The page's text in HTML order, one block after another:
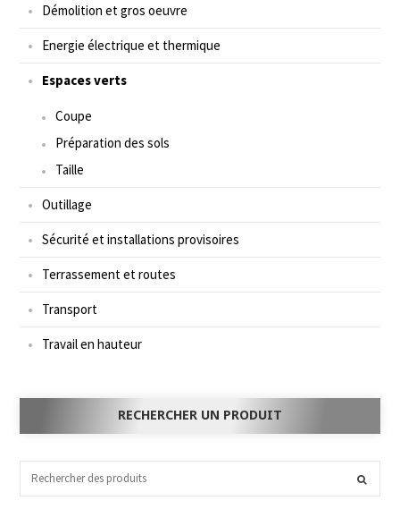
Démolition et gros oeuvre
Energie électrique et thermique
Espaces verts
Coupe
Préparation des sols
Taille
Outillage
Sécurité et installations provisoires
Terrassement et routes
Transport
Travail en hauteur
RECHERCHER UN PRODUIT